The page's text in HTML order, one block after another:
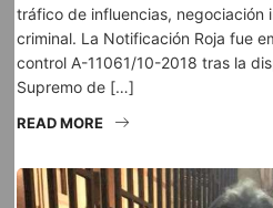
tráfico de influencias, negociación
criminal. La Notificación Roja fue
control A-11061/10-2018 tras la
Supremo de […]
READ MORE